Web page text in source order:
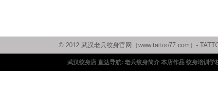
© 2012 武汉老兵纹身官网（www.tattoo77.com）-
武汉纹身店 直达导航: 老兵纹身简介 本店作品 纹身培训学